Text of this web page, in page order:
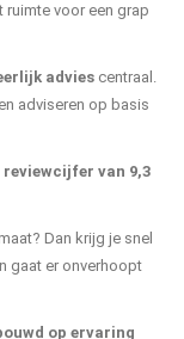
ruimte voor een grap
advies centraal.
adviseren op basis
reviewcijfer van 9,3
Dan krijg je snel
gaat er onverhoopt
op ervaring